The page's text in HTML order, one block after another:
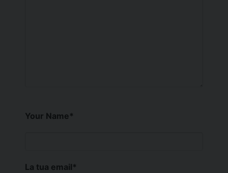
Your Name*
La tua email*